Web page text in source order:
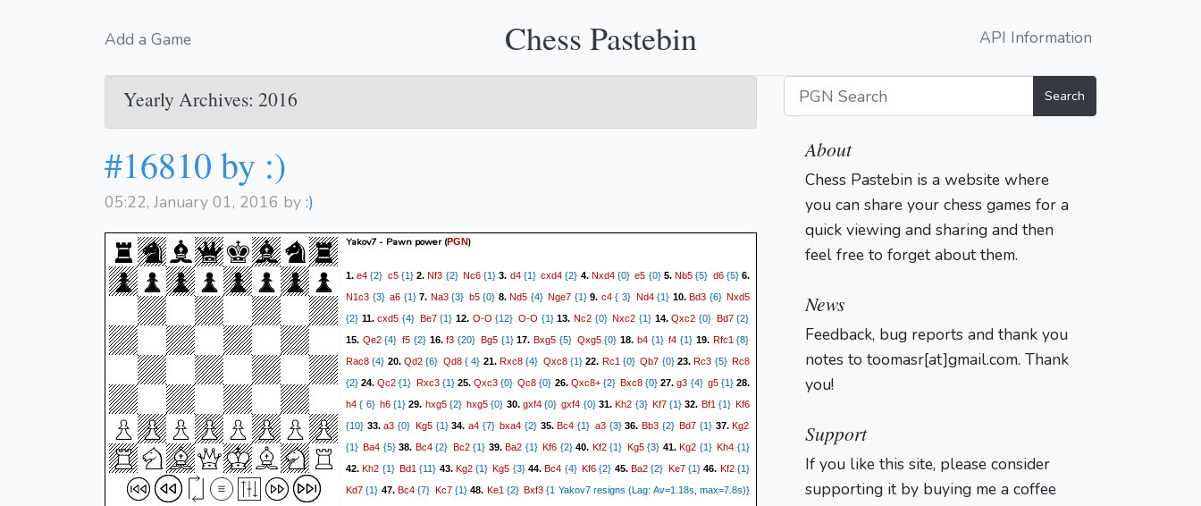
Add a Game Chess Pastebin API Information
Yearly Archives: 2016
#16810 by :)
05:22, January 01, 2016 by :)
Yakov7 - Pawn power(PGN)
1.e4 {2} c5{1} 2.Nf3 {2} Nc6{1} 3. d4{1} cxd4 {2} 4. Nxd4{0} e5 {0}5.Nb5 {5} d6{5}6.
N1c3 {3} a6 {1}7. Na3{3} b5{0} 8.Nd5 {4} Nge7 {1}9. c4{ 3} Nd4{1} 10.Bd3 {6} Nxd5
{2} 11.cxd5 {4} Be7{1} 12. O-O {12} O-O {1}13.Nc2 {0} Nxc2 {1} 14.Qxc2 {0} Bd7{2}
15. Qe2{4} f5 {2} 16.f3 {20} Bg5{1}17.Bxg5 {5} Qxg5{0} 18. b4{1} f4 {1} 19. Rfc1 {8}
Rac8 {4} 20.Qd2 {6} Qd8{ 4} 21.Rxc8 {4} Qxc8{1} 22. Rc1 {0} Qb7 {0}23.Rc3 {5} Rc8
{2} 24.Qc2 {1} Rxc3{1}25. Qxc3{0} Qc8 {0} 26. Qxc8+{2} Bxc8{0} 27.g3 {4} g5{1}28.
h4 { 6} h6{1} 29. hxg5{2} hxg5 {0} 30. gxf4{0} gxf4 {0}31.Kh2 {3} Kf7{1} 32. Bf1 {1} Kf6
{10} 33.a3 {0} Kg5{1}34. a4{7} bxa4 {2} 35.Bc4 {1} a3{3}36. Bb3{2} Bd7 {1} 37.Kg2
{1} Ba4 {5}38. Bc4{2} Bc2{1} 39.Ba2 {1} Kf6 {2}40. Kf2{1} Kg5{3} 41.Kg2 {1} Kh4 {1}
42.Kh2 {1} Bd1 {11} 43. Kg2{1} Kg5 {3}44.Bc4 {4} Kf6 {2} 45. Ba2{2} Ke7{1}46. Kf2{1}
Kd7 {1} 47. Bc4{7} Kc7{1}48. Ke1 {2} Bxf3 {1 Yakov7 resigns (Lag: Av=1.18s, max=7.8s)}
Search
About
Chess Pastebin is a website where
you can share your chess games for a
quick viewing and sharing and then
feel free to forget about them.
News
Feedback, bug reports and thank you
notes to toomasr[at]gmail.com. Thank
you!
Support
If you like this site, please consider
supporting it by buying me a coffee